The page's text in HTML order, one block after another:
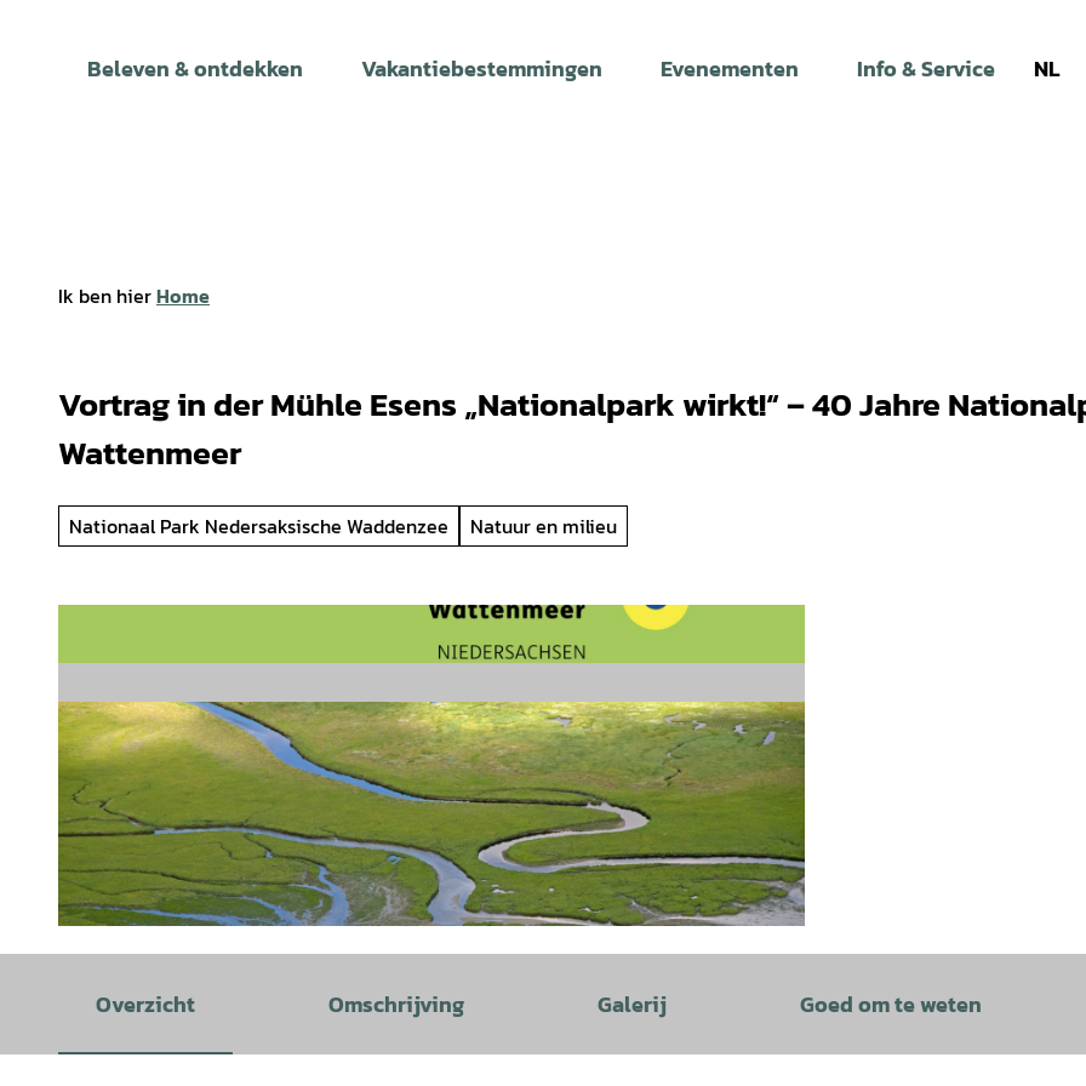
Beleven & ontdekken Vakantiebestemmingen Evenementen Info & Service NL
Ik ben hierHome
Vortrag in der Mühle Esens „Nationalpark wirkt!“ – 40 Jahre
Wattenmeer
Nationaal Park Nedersaksische Waddenzee Natuur en milieu
Overzicht Omschrijving Galerij Goed om te weten